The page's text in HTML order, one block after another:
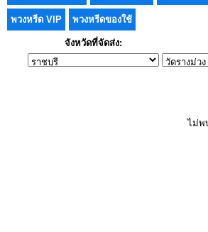
พวงหรีด VIP พวงหรีดของใช้
จังหวัดที่จัดส่ง:
ไม่พ